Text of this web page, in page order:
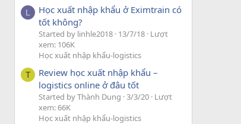
L
Học xuất nhập khẩu ở Eximtrain có
tốt không?
Started by linhle2018 13/7/18 Lượt
xem: 106K
Học xuất nhập khẩu-logistics
T
Review học xuất nhập khẩu –
logistics online ở đâu tốt
Started by Thành Dung 3/3/20 Lượt
xem: 66K
Học xuất nhập khẩu-logistics